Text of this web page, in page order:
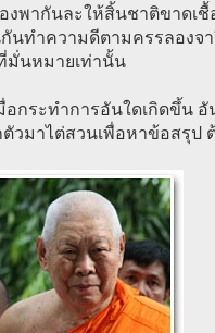
งพากันละให้สิ้นชาติขาดเ
นทำความดีตามครรลองจ
มั่นหมายเท่านั้น
อกระทำการอันใดเกิดขึ้น
ตัวมาไต่สวนเพื่อหาข้อสรุ